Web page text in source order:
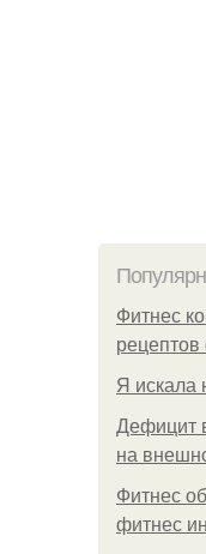
Фитнес
рецептов
Я искала
Дефицит
на
Фитнес
фитнес